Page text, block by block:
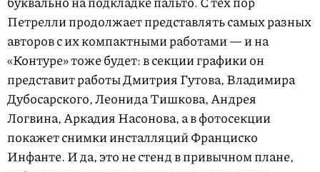
Петрелли продолжает представлять самых разных
авторов с их компактными работами — и на
«Контуре» тоже будет: в секции графики он
представит работы Дмитрия Гутова, Владимира
Дубосарского, Леонида Тишкова, Андрея
Логвина, Аркадия Насонова, а в фотосекции
покажет снимки инсталляций Франциско
Инфанте. И да, это не стенд в привычном плане,